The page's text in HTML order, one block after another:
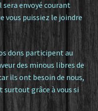
sera envoyé courant
vous puissiez le joindre
dons participent au
des minous libres de
ils ont besoin de nous,
surtout grâce à vous si